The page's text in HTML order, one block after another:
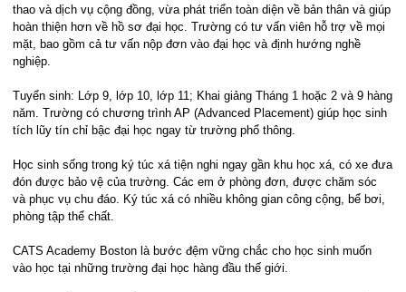
thao và dịch vụ cộng đồng, vừa phát triển toàn diện về bản thân và giúp
hoàn thiện hơn về hồ sơ đại học. Trường có tư vấn viên hỗ trợ về mọi
mặt, bao gồm cả tư vấn nộp đơn vào đại học và định hướng nghề
nghiệp.
Tuyển sinh: Lớp 9, lớp 10, lớp 11; Khai giảng Tháng 1 hoặc 2 và 9 hàng
năm. Trường có chương trình AP (Advanced Placement) giúp học sinh
tích lũy tín chỉ bậc đại học ngay từ trường phổ thông.
Học sinh sống trong ký túc xá tiện nghi ngay gần khu học xá, có xe đưa
đón được bảo vệ của trường. Các em ở phòng đơn, được chăm sóc
và phục vụ chu đáo. Ký túc xá có nhiều không gian công cộng, bể bơi,
phòng tập thể chất.
CATS Academy Boston là bước đệm vững chắc cho học sinh muốn
vào học tại những trường đại học hàng đầu thế giới.